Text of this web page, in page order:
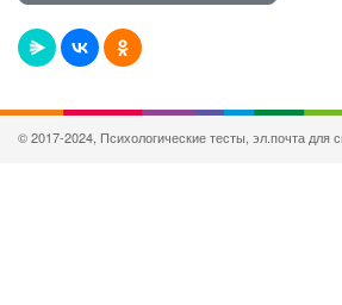
© 2017-2024, Психологические тесты, эл.почта для